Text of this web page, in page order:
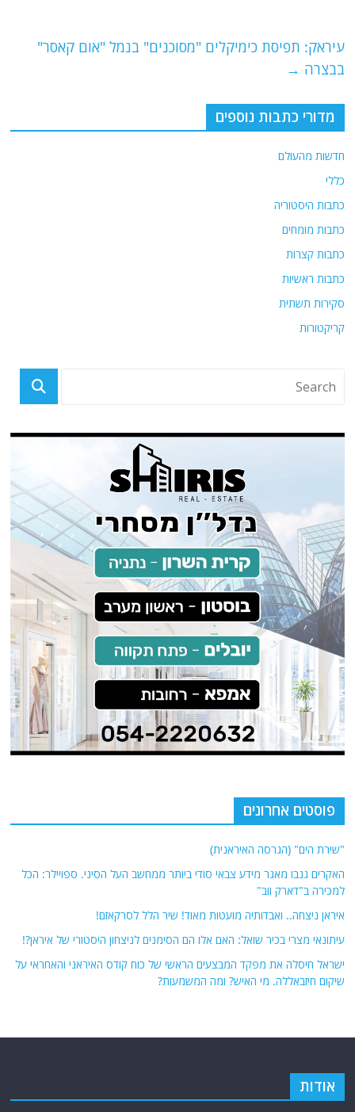
p
o
עיראק: תפיסת כימיקלים "מסוכנים" בנמל "אום קאסר"
בבצרה →
מדורי כתבות נוספים
חדשות מהעולם
כללי
כתבות היסטוריה
כתבות מומחים
כתבות קצרות
כתבות ראשיות
סקירות תשתית
קריקטורות
פוסטים אחרונים
"שירת הים" (הגרסה האיראנית)
האקרים גנבו מאגר מידע צבאי סודי ביותר ממחשב העל הסיני. ספויילר: הכל
למכירה ב"דארק ווב"
איראן ניצחה.. ואבדותיה מועטות מאוד! שיר הלל לסרקאזם!
עיתונאי מצרי בכיר שואל: האם אלו הם הסימנים לניצחון היסטורי של איראן?!
ישראל חיסלה את מפקד המבצעים הראשי של כוח קודס האיראני והאחראי על
שיקום חיזבאללה. מי האיש? ומה המשמעות?
אודות